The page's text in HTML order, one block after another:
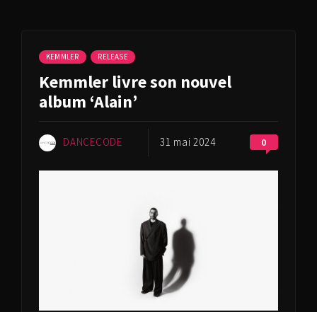
KEMMLER RELEASE
Kemmler livre son nouvel
album ‘Alain’
DANCECODE 31 mai 2024 0